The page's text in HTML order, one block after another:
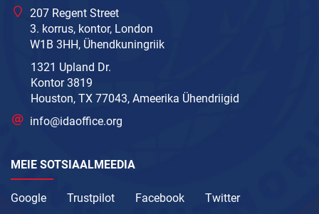
207 Regent Street
3. korrus, kontor, London
W1B 3HH, Ühendkuningriik
1321 Upland Dr.
Kontor 3819
Houston, TX 77043, Ameerika Ühendriigid
info@idaoffice.org
MEIE SOTSIAALMEEDIA
Google Trustpilot Facebook
Twitter